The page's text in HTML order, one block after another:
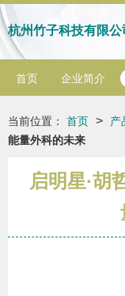
杭州竹子科技有限公
首页 企业简介
当前位置： 首页 > 产
能量外科的未来
启明星·胡